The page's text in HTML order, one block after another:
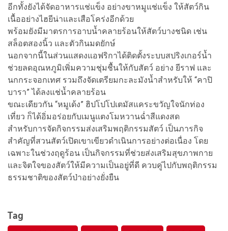
อีกทั้งยังได้จัดอาหารแช่แข็ง อย่างขาหมูแช่แข็ง ให้สัตว์กิน
เนื้ออย่างไฮยีน่าและเสือโคร่งอีกด้วย
พร้อมยังมีมาตรการอาบน้ำคลายร้อนให้สัตว์บางชนิด เช่น
สล็อตสองนิ้ว และตัวกินมดยักษ์
นอกจากนี้ในส่วนแสดงแอฟริกาได้ติดตั้งระบบสปริงเกอร์น้ำ
ช่วยลดอุณหภูมิเพิ่มความชุ่มชื้นให้กับสัตว์ อย่าง ยีราฟ และ
นกกระจอกเทศ รวมถึงจัดเตรียมกะละมังน้ำสำหรับให้ “คาปิ
บารา” ได้ลงแช่น้ำคลายร้อน
ขณะเดียวกัน “หมูเด้ง” ฮิปโปโปเตมัสแคระขวัญใจนักท่อง
เที่ยว ก็ได้อิ่มอร่อยกับเมนูแตงโมหวานฉ่ำสีแดงสด
สำหรับการจัดกิจกรรมส่งเสริมพฤติกรรมสัตว์ เป็นภารกิจ
สำคัญที่สวนสัตว์เปิดเขาเขียวดำเนินการอย่างต่อเนื่อง โดย
เฉพาะในช่วงฤดูร้อน เป็นกิจกรรมที่ช่วยส่งเสริมสุขภาพกาย
และจิตใจของสัตว์ให้มีความเป็นอยู่ที่ดี ควบคู่ไปกับพฤติกรรม
ธรรมชาติของสัตว์ป่าอย่างยั่งยืน
Tag